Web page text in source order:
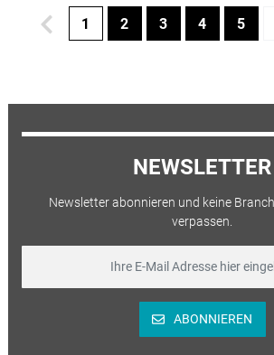
1 2 3 4 5
NEWSLETTER
Newsletter abonnieren und keine
verpassen.
ABONNIEREN